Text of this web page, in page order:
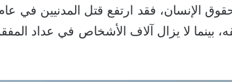
بينما لا يزال آلاف الأشخاص في عداد